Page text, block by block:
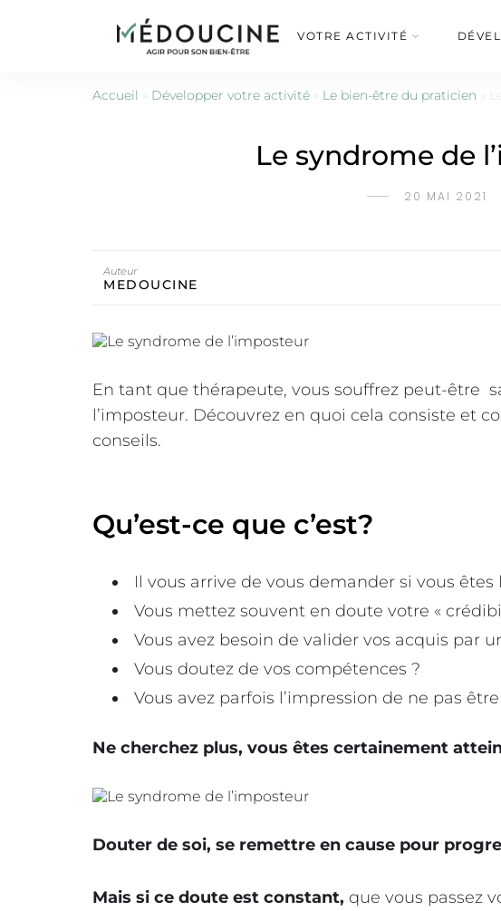
VOTRE ACTIVITÉ
Accueil » Développer votre activité » Le bien-être du praticien »
Le syndrome de
20 MAI 2021
Auteur
MEDOUCINE
En tant que thérapeute, vous souffrez peut-être
l’imposteur. Découvrez en quoi cela consiste et
conseils.
Qu’est-ce que c’est?
Il vous arrive de vous demander si vous
Vous mettez souvent en doute votre «
Vous avez besoin de valider vos acquis par
Vous doutez de vos compétences ?
Vous avez parfois l’impression de ne pas
Ne cherchez plus, vous êtes certainement
Douter de soi, se remettre en cause pour
Mais si ce doute est constant, que vous passez